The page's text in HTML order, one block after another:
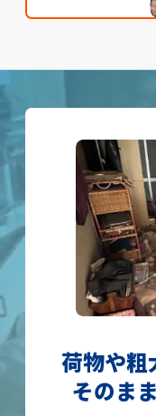
荷物や粗
そのま